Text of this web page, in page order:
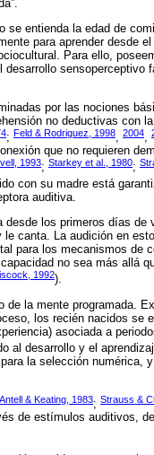
entienda la edad de
para aprender desde
Para ello,
sensoperceptivo
por las nociones
no deductivas con
; Feld & Rodriguez, 1998, 2004,
que no requieren
1993; Starkey et al., 1980;
con su madre está
auditiva.
los primeros días de
canta. La audición en
para los mecanismos de
no sea más allá
1992).
la mente programada.
los recién nacidos se
asociada a
al desarrollo y el
la selección numérica,
Antell & Keating, 1983; Strauss &
de estímulos auditivos,